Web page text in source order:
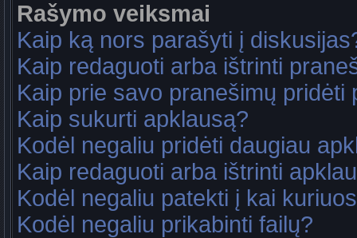
Rašymo veiksmai
Kaip ką nors parašyti į
Kaip redaguoti arba ištrinti
Kaip prie savo pranešimų pridėti
Kaip sukurti apklausą?
Kodėl negaliu pridėti daugiau
Kaip redaguoti arba ištrinti
Kodėl negaliu patekti į kai
Kodėl negaliu prikabinti failų?